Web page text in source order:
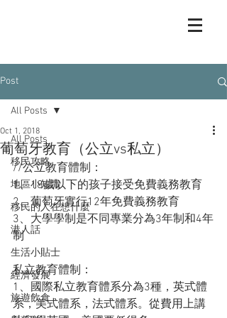
Post
All Posts
移民攻略
地區小知識
移民的人在想什麼
港人話
生活小貼士
經濟發展
旅遊飲食
All Posts
葡萄牙教育（公立vs私立）
Oct 1, 2018
//公立教育體制：
1、18歲以下的孩子接受免費義務教育
2、葡萄牙實行12年免費義務教育
3、大學學制是不同專業分為3年制和4年
制
私立教育體制：
1、國際私立教育體系分為3種，英式體
系，美式體系，法式體系。從費用上講